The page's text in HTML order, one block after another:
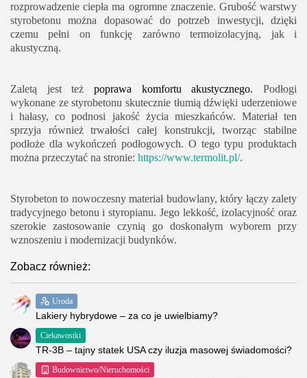
rozprowadzenie ciepła ma ogromne znaczenie. Grubość warstwy
styrobetonu można dopasować do potrzeb inwestycji, dzięki
czemu pełni on funkcję zarówno termoizolacyjną, jak i
akustyczną.
Zaletą jest też poprawa komfortu akustycznego. Podłogi
wykonane ze styrobetonu skutecznie tłumią dźwięki uderzeniowe
i hałasy, co podnosi jakość życia mieszkańców. Materiał ten
sprzyja również trwałości całej konstrukcji, tworząc stabilne
podłoże dla wykończeń podłogowych. O tego typu produktach
można przeczytać na stronie: https://www.termolit.pl/.
Styrobeton to nowoczesny materiał budowlany, który łączy zalety
tradycyjnego betonu i styropianu. Jego lekkość, izolacyjność oraz
szerokie zastosowanie czynią go doskonałym wyborem przy
wznoszeniu i modernizacji budynków.
Zobacz również:
Uroda
Lakiery hybrydowe – za co je uwielbiamy?
Ciekawostki
TR-3B – tajny statek USA czy iluzja masowej świadomości?
Budownictwo/Nieruchomości